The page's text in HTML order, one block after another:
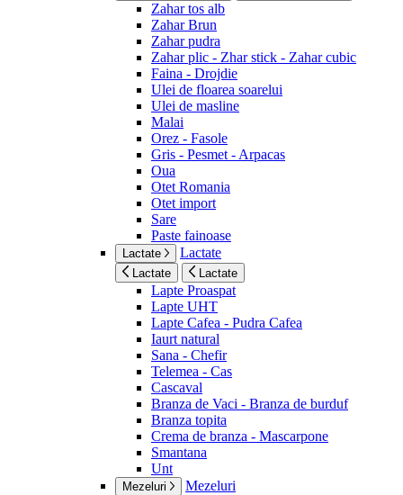
Zahar tos alb
Zahar Brun
Zahar pudra
Zahar plic - Zhar stick - Zahar cubic
Faina - Drojdie
Ulei de floarea soarelui
Ulei de masline
Malai
Orez - Fasole
Gris - Pesmet - Arpacas
Oua
Otet Romania
Otet import
Sare
Paste fainoase
Lactate Lactate
Lactate Lactate
Lapte Proaspat
Lapte UHT
Lapte Cafea - Pudra Cafea
Iaurt natural
Sana - Chefir
Telemea - Cas
Cascaval
Branza de Vaci - Branza de burduf
Branza topita
Crema de branza - Mascarpone
Smantana
Unt
Mezeluri Mezeluri